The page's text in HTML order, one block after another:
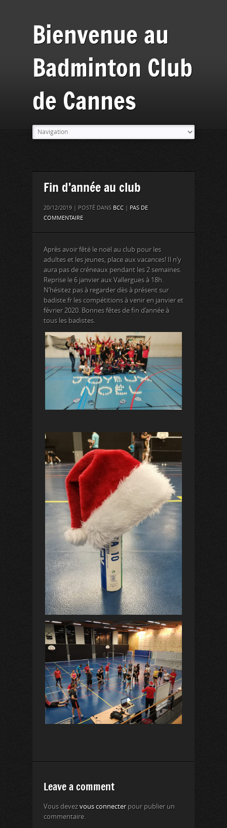
Bienvenue au
Badminton Club
de Cannes
Fin d’année au club
20/12/2019 | POSTÉ DANS BCC | PAS DE
COMMENTAIRE
Après avoir fêté le noël au club pour les
adultes et les jeunes, place aux vacances! Il n’y
aura pas de créneaux pendant les 2 semaines.
Reprise le 6 janvier aux Vallergues à 18h.
N’hésitez pas à regarder dès à présent sur
badiste.fr les compétitions à venir en janvier et
février 2020. Bonnes fêtes de fin d’année à
tous les badistes.
Leave a comment
Vous devez vous connecterpour publier un
commentaire.